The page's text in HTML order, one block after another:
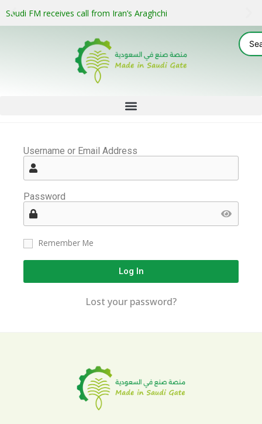
Saudi FM receives call from Iran’s Araghchi
Username or Email Address
Password
Remember Me
Log In
Lost your password?